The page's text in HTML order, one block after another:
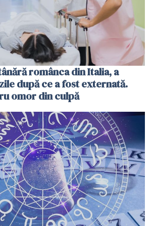
românca din Italia, a
după ce a fost externată.
omor din culpă